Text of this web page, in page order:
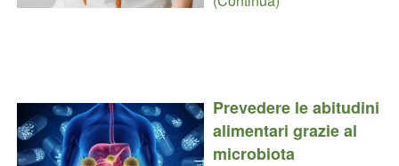
Prevedere le abitudini
alimentari grazie al
microbiota